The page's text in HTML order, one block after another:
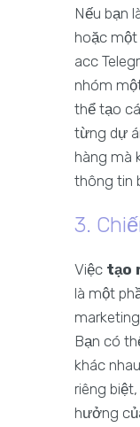
Nếu bạn
hoặc một
acc
nhóm
thể tạo
từng dự
hàng mà
thông tin
3.
Việc tạo
là một
Bạn có
khác
riêng
hưởng